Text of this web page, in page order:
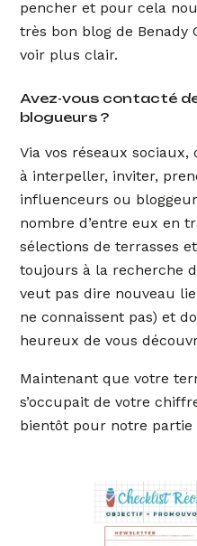
pencher et pour cela
très bon blog de Benady
voir plus clair.
Avez-vous contacté
blogueurs ?
Via vos réseaux
à interpeller, inviter,
influenceurs ou
nombre d’entre eux en
sélections de terrasses
toujours à la recherche
veut pas dire nouveau
ne connaissent pas) et
heureux de vous
Maintenant que votre
s’occupait de votre
bientôt pour notre partie